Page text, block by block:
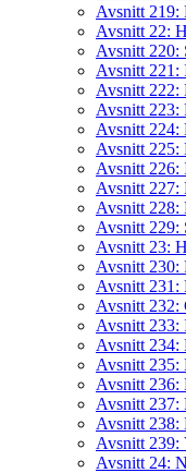
Avsnitt 219:
Avsnitt 22:
Avsnitt 220:
Avsnitt 221:
Avsnitt 222:
Avsnitt 223:
Avsnitt 224:
Avsnitt 225:
Avsnitt 226:
Avsnitt 227:
Avsnitt 228:
Avsnitt 229:
Avsnitt 23:
Avsnitt 230:
Avsnitt 231:
Avsnitt 232:
Avsnitt 233:
Avsnitt 234:
Avsnitt
Avsnitt 236:
Avsnitt 237:
Avsnitt 238:
Avsnitt 239:
Avsnitt 24: